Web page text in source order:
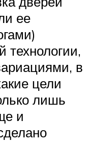
ее
технологии,
в
цели
лишь
и